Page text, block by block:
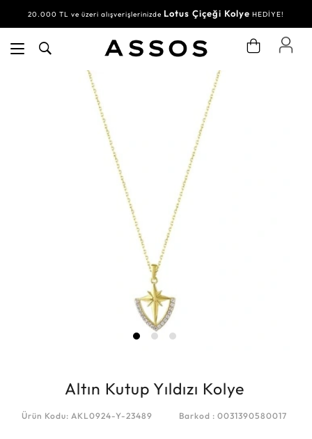
20.000 TL ve üzeri alışverişlerinizde Lotus Çiçeği Kolye HEDİYE!
Altın Kutup Yıldızı Kolye
Ürün Kodu: AKL0924-Y-23489 Barkod : 0031390580017